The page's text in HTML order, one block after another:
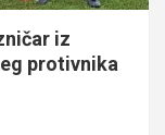
iz
protivnika